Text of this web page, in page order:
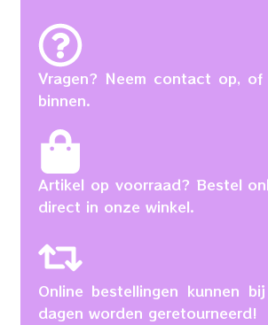
Vragen? Neem contact op,
binnen.
Artikel op voorraad? Bestel
direct in onze winkel.
Online bestellingen kunnen
dagen worden geretourneerd!